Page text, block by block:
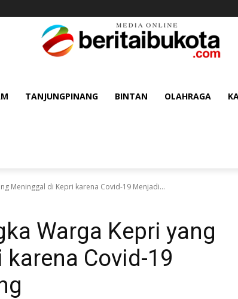
TANJUNGPINANG BINTAN OLAHRAGA
Meninggal di Kepri karena Covid-19 Menjadi...
Warga Kepri yang
Covid-19